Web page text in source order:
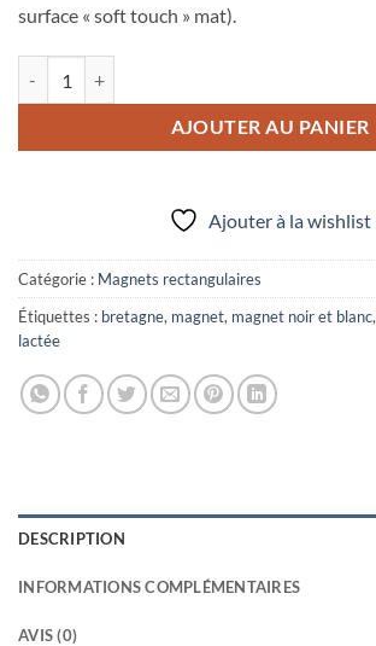
surface « soft touch » mat).
AJOUTER AU PANIER
Ajouter à la wishlist
Catégorie : Magnets rectangulaires
Étiquettes : bretagne, magnet, magnet noir et blanc,
lactée
DESCRIPTION
INFORMATIONS COMPLÉMENTAIRES
AVIS (0)